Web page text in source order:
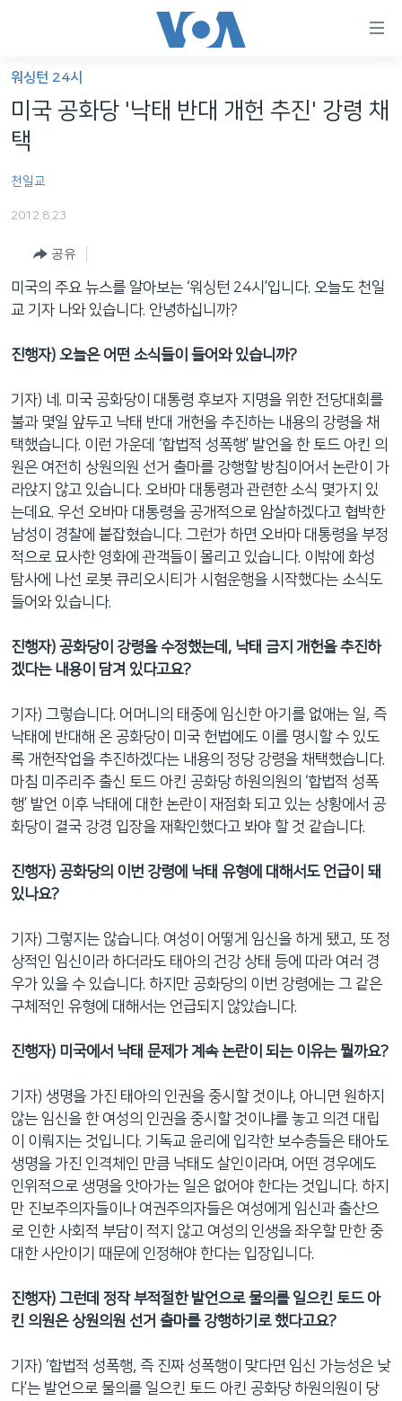
가
능
링
인
츠
동
인
네
비
게
이
으
로
이
동
색
으
이
등
세계
라디오
프로그램
주파수 안내
워싱턴 24시
미국 공화당 '낙태 반대 개헌 추진' 강령 채
택
천일교
2012.8.23
공유
미국의 주요 뉴스를 알아보는 ‘워싱턴 24시’입니다. 오늘도 천일
교 기자 나와 있습니다. 안녕하십니까?
진행자) 오늘은 어떤 소식들이 들어와 있습니까?
기자) 네. 미국 공화당이 대통령 후보자 지명을 위한 전당대회를
불과 몇일 앞두고 낙태 반대 개헌을 추진하는 내용의 강령을 채
택했습니다. 이런 가운데 ‘합법적 성폭행’ 발언을 한 토드 아킨 의
원은 여전히 상원의원 선거 출마를 강행할 방침이어서 논란이 가
라앉지 않고 있습니다. 오바마 대통령과 관련한 소식 몇가지 있
는데요. 우선 오바마 대통령을 공개적으로 암살하겠다고 협박한
남성이 경찰에 붙잡혔습니다. 그런가 하면 오바마 대통령을 부정
적으로 묘사한 영화에 관객들이 몰리고 있습니다. 이밖에 화성
탐사에 나선 로봇 큐리오시티가 시험운행을 시작했다는 소식도
들어와 있습니다.
진행자) 공화당이 강령을 수정했는데, 낙태 금지 개헌을 추진하
겠다는 내용이 담겨 있다고요?
기자) 그렇습니다. 어머니의 태중에 임신한 아기를 없애는 일, 즉
낙태에 반대해 온 공화당이 미국 헌법에도 이를 명시할 수 있도
록 개헌작업을 추진하겠다는 내용의 정당 강령을 채택했습니다.
마침 미주리주 출신 토드 아킨 공화당 하원의원의 ‘합법적 성폭
행’ 발언 이후 낙태에 대한 논란이 재점화 되고 있는 상황에서 공
화당이 결국 강경 입장을 재확인했다고 봐야 할 것 같습니다.
진행자) 공화당의 이번 강령에 낙태 유형에 대해서도 언급이 돼
있나요?
기자) 그렇지는 않습니다. 여성이 어떻게 임신을 하게 됐고, 또 정
상적인 임신이라 하더라도 태아의 건강 상태 등에 따라 여러 경
우가 있을 수 있습니다. 하지만 공화당의 이번 강령에는 그 같은
구체적인 유형에 대해서는 언급되지 않았습니다.
진행자) 미국에서 낙태 문제가 계속 논란이 되는 이유는 뭘까요?
기자) 생명을 가진 태아의 인권을 중시할 것이냐, 아니면 원하지
않는 임신을 한 여성의 인권을 중시할 것이냐를 놓고 의견 대립
이 이뤄지는 것입니다. 기독교 윤리에 입각한 보수층들은 태아도
생명을 가진 인격체인 만큼 낙태도 살인이라며, 어떤 경우에도
인위적으로 생명을 앗아가는 일은 없어야 한다는 것입니다. 하지
만 진보주의자들이나 여권주의자들은 여성에게 임신과 출산으
로 인한 사회적 부담이 적지 않고 여성의 인생을 좌우할 만한 중
대한 사안이기 때문에 인정해야 한다는 입장입니다.
진행자) 그런데 정작 부적절한 발언으로 물의를 일으킨 토드 아
킨 의원은 상원의원 선거 출마를 강행하기로 했다고요?
기자) ‘합법적 성폭행, 즉 진짜 성폭행이 맞다면 임신 가능성은 낮
다’는 발언으로 물의를 일으킨 토드 아킨 공화당 하원의원이 당